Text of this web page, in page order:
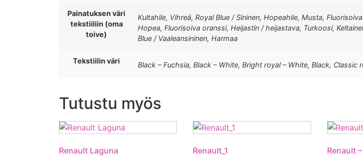
Painatuksen väri
tekstiiliin (oma
toive)
Kultahile, Vihreä, Royal Blue / Sininen, Hopeahile, Musta,
Hopea, Fluorisoiva oranssi, Heijastin / heijastava, Turkoosi,
Blue / Vaaleansininen, Harmaa
Tekstiilin väri Black – Fuchsia, Black – White, Bright royal – White, Black, Classic
Tutustu myös
Renault Laguna Renault_1 Renault